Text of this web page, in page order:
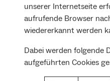
unserer Internetseite
aufrufende Browser
wiedererkannt werden
Dabei werden folgende
aufgeführten Cookies